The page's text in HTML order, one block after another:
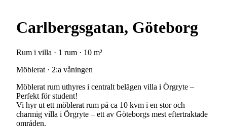
Carlbergsgatan, Göteborg
Rum i villa · 1 rum · 10 m²
Möblerat · 2:a våningen
Möblerat rum uthyres i centralt belägen villa i Örgryte –
Perfekt för student!
Vi hyr ut ett möblerat rum på ca 10 kvm i en stor och
charmig villa i Örgryte – ett av Göteborgs mest eftertraktade
områden.